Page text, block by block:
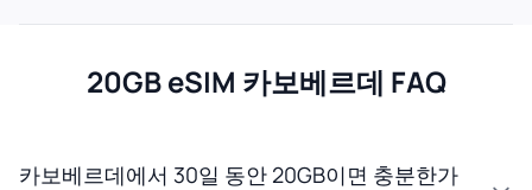
20GB eSIM 카보베르데 FAQ
카보베르데에서 30일 동안 20GB이면 충분한가